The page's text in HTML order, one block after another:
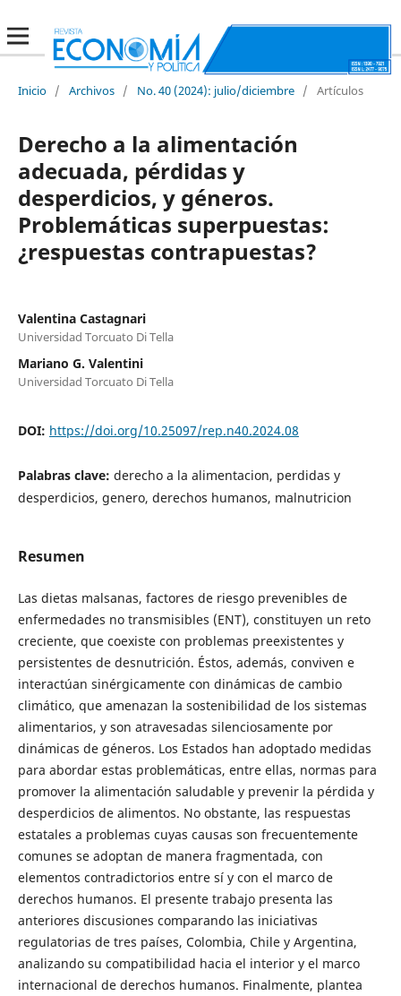
Inicio / Archivos / No. 40 (2024): julio/diciembre / Artículos
Derecho a la alimentación
adecuada, pérdidas y
desperdicios, y géneros.
Problemáticas superpuestas:
¿respuestas contrapuestas?
Valentina Castagnari
Universidad Torcuato Di Tella
Mariano G. Valentini
Universidad Torcuato Di Tella
DOI: https://doi.org/10.25097/rep.n40.2024.08
Palabras clave: derecho a la alimentacion, perdidas y
desperdicios, genero, derechos humanos, malnutricion
Resumen
Las dietas malsanas, factores de riesgo prevenibles de
enfermedades no transmisibles (ENT), constituyen un reto
creciente, que coexiste con problemas preexistentes y
persistentes de desnutrición. Éstos, además, conviven e
interactúan sinérgicamente con dinámicas de cambio
climático, que amenazan la sostenibilidad de los sistemas
alimentarios, y son atravesadas silenciosamente por
dinámicas de géneros. Los Estados han adoptado medidas
para abordar estas problemáticas, entre ellas, normas para
promover la alimentación saludable y prevenir la pérdida y
desperdicios de alimentos. No obstante, las respuestas
estatales a problemas cuyas causas son frecuentemente
comunes se adoptan de manera fragmentada, con
elementos contradictorios entre sí y con el marco de
derechos humanos. El presente trabajo presenta las
anteriores discusiones comparando las iniciativas
regulatorias de tres países, Colombia, Chile y Argentina,
analizando su compatibilidad hacia el interior y el marco
internacional de derechos humanos. Finalmente, plantea